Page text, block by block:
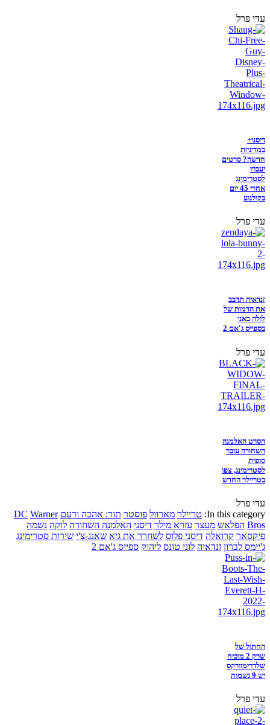
עדי פרל
דיסני+
במדיניות
חדשה? סרטים
יעברו
לסטרימינג
אחרי 45 יום
בקולנוע
עדי פרל
זנדאיה תדבב
את הדמות של
לולה באני
בספייס ג'אם 2
עדי פרל
הסרט האלמנה
השחורה עובר
סופית
לסטרימינג, צפו
בטריילר החדש
עדי פרל
In this category: טריילר מארוול פוסטר תור: אהבה ורעם DC Warner
Bros הפלאש מעצר עזרא מילר דיסני האלמנה השחורה לוקה נשמה
פיקסאר קרואלה דיסני פלוס לשחרר את גיא שאנג-צ'י שירות סטרימינג
ג'יימס לברון זנדאיה לוני טונס ליהוק ספייס ג'אם 2
החתול של
שרק 2 מוכיח
שלדרימוורקס
יש 9 נשמות
עדי פרל